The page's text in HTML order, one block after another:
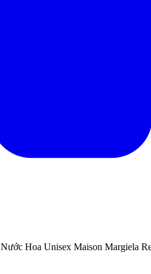
Nước Hoa Unisex Maison Margiela